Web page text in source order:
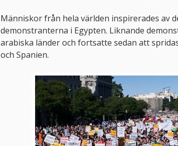
Människor från hela världen inspirerades av
demonstranterna i Egypten. Liknande
arabiska länder och fortsatte sedan att
och Spanien.